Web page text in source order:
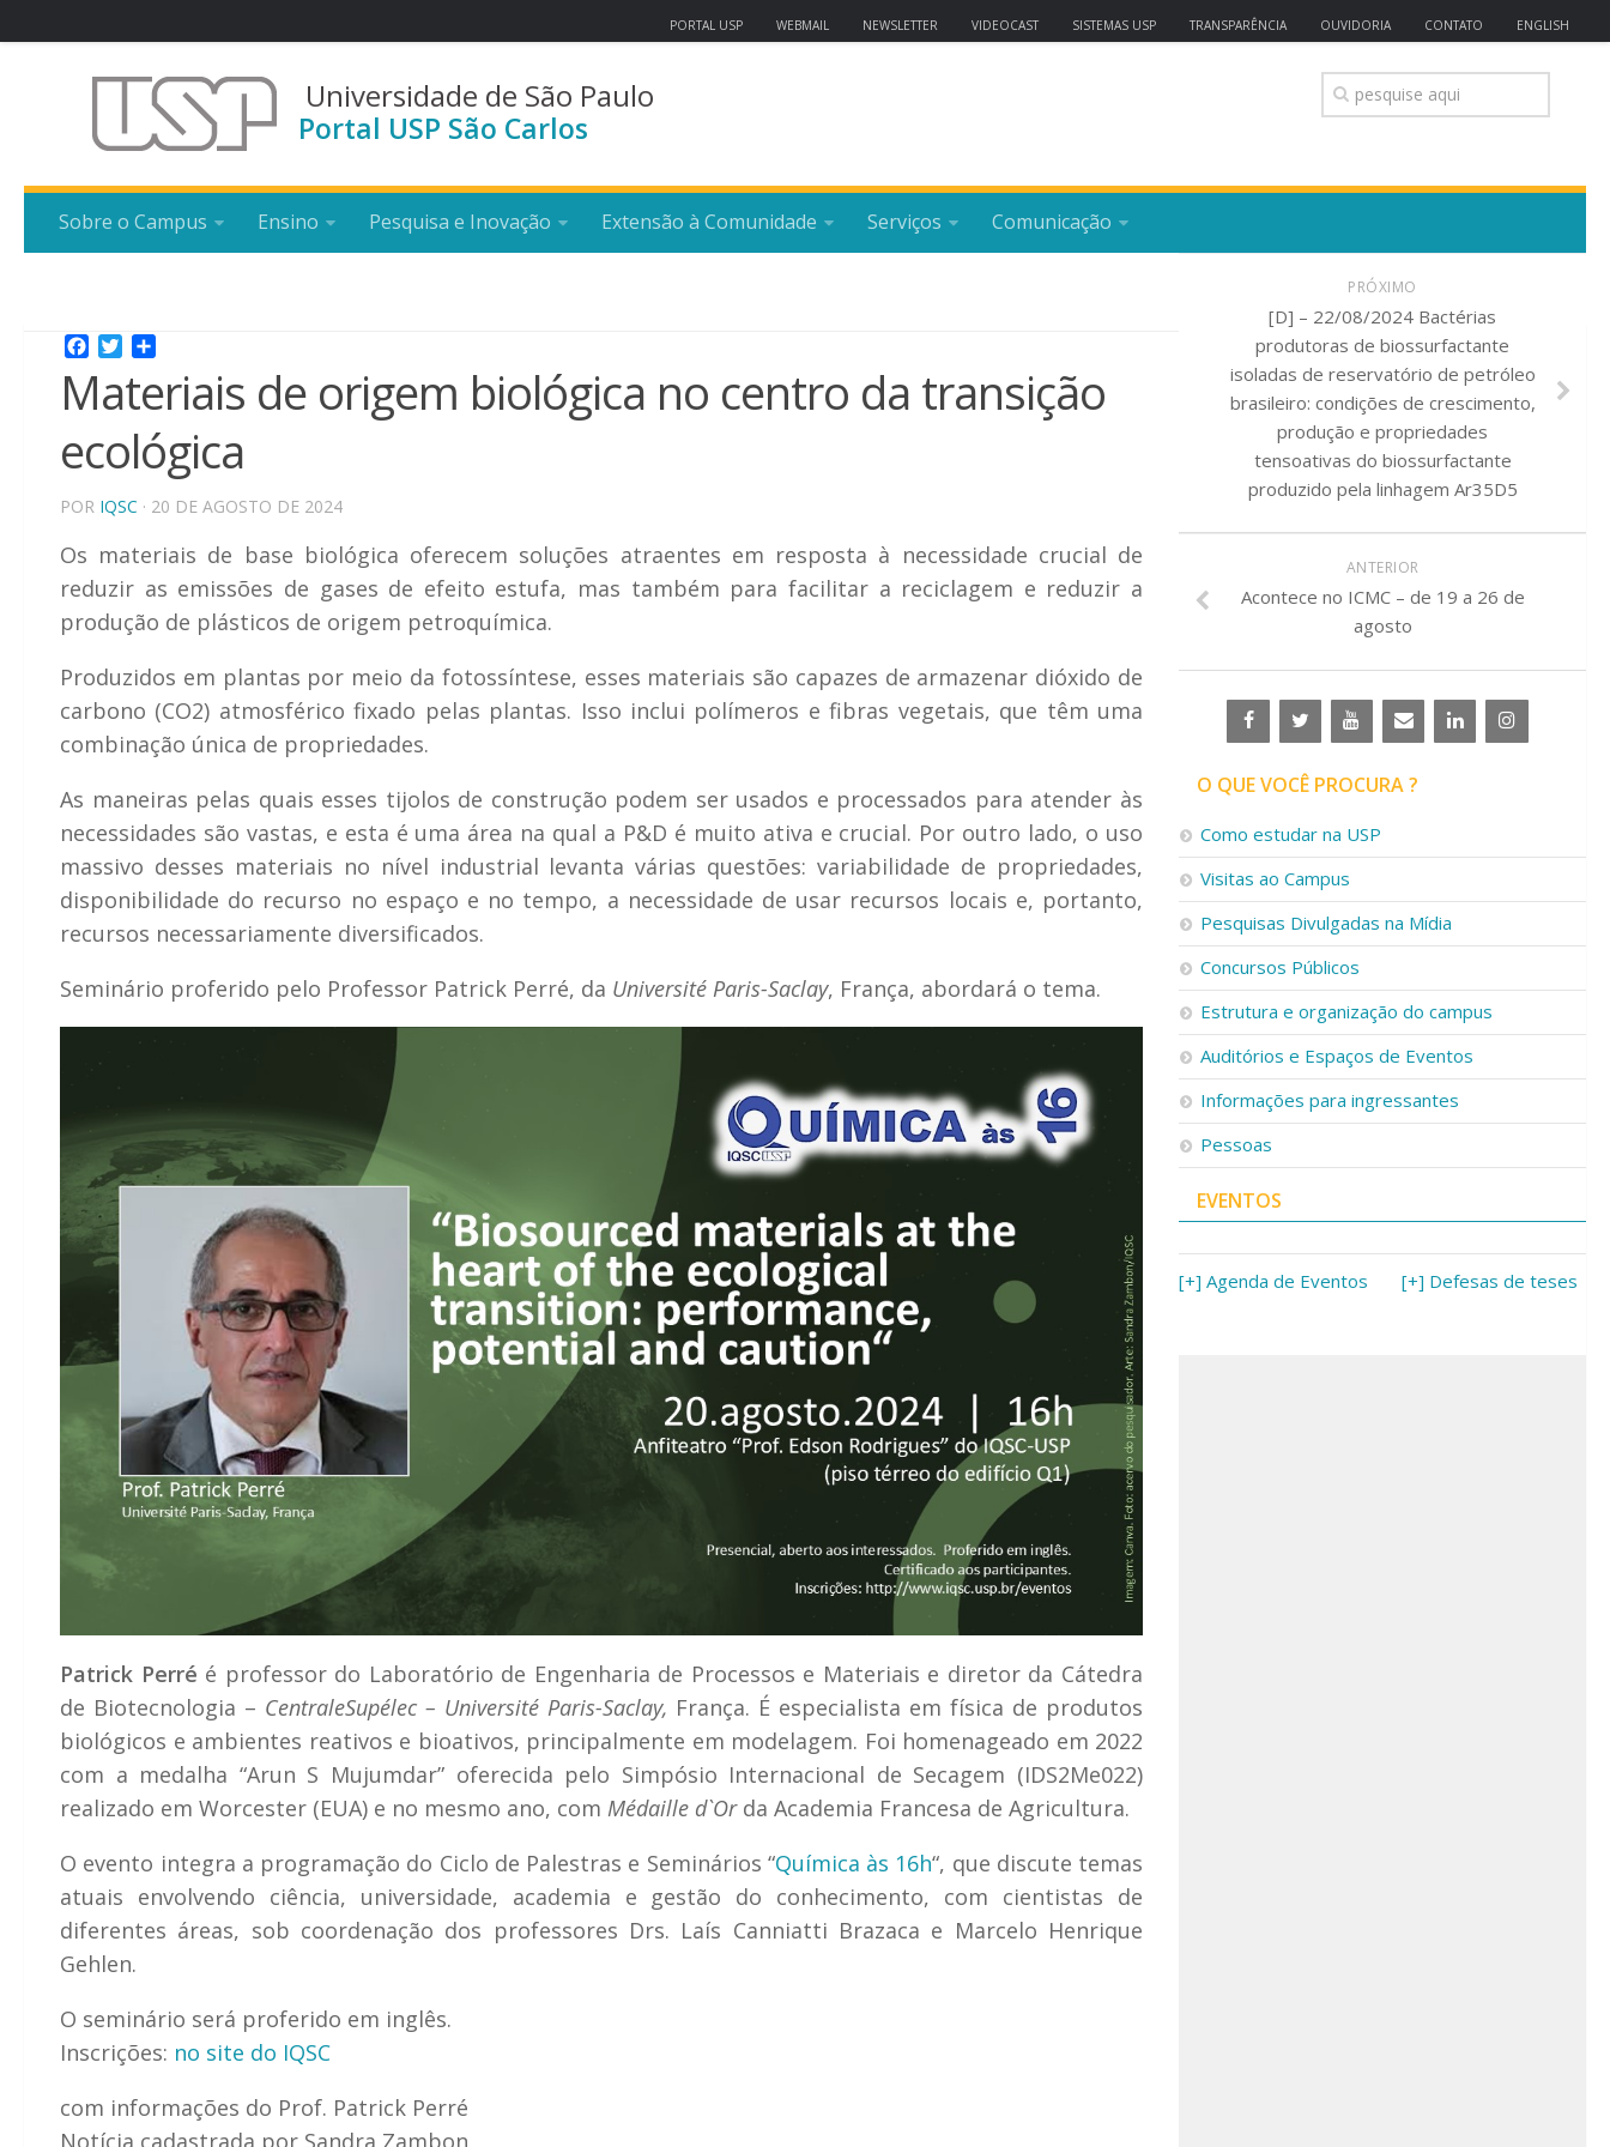
PORTAL USP WEBMAIL NEWSLETTER VIDEOCAST SISTEMAS USP TRANSPARÊNCIA OUVIDORIA CONTATO ENGLISH
Universidade de São Paulo
Portal USP São Carlos
Sobre o Campus Ensino Pesquisa e Inovação Extensão à Comunidade Serviços Comunicação
Facebook
Twitter
Materiais de origem biológica no centro da transição
ecológica
POR IQSC · 20 DE AGOSTO DE 2024
Os materiais de base biológica oferecem soluções atraentes em resposta à necessidade crucial de
reduzir as emissões de gases de efeito estufa, mas também para facilitar a reciclagem e reduzir a
produção de plásticos de origem petroquímica.
Produzidos em plantas por meio da fotossíntese, esses materiais são capazes de armazenar dióxido de
carbono (CO2) atmosférico fixado pelas plantas. Isso inclui polímeros e fibras vegetais, que têm uma
combinação única de propriedades.
As maneiras pelas quais esses tijolos de construção podem ser usados e processados para atender às
necessidades são vastas, e esta é uma área na qual a P&D é muito ativa e crucial. Por outro lado, o uso
massivo desses materiais no nível industrial levanta várias questões: variabilidade de propriedades,
disponibilidade do recurso no espaço e no tempo, a necessidade de usar recursos locais e, portanto,
recursos necessariamente diversificados.
Seminário proferido pelo Professor Patrick Perré, da Université Paris-Saclay, França, abordará o tema.
Patrick Perré é professor do Laboratório de Engenharia de Processos e Materiais e diretor da Cátedra
de Biotecnologia – CentraleSupélec – Université Paris-Saclay, França. É especialista em física de produtos
biológicos e ambientes reativos e bioativos, principalmente em modelagem. Foi homenageado em 2022
com a medalha “Arun S Mujumdar” oferecida pelo Simpósio Internacional de Secagem (IDS2Me022)
realizado em Worcester (EUA) e no mesmo ano, com Médaille d`Orda Academia Francesa de Agricultura.
O evento integra a programação do Ciclo de Palestras e Seminários “Química às 16h“, que discute temas
atuais envolvendo ciência, universidade, academia e gestão do conhecimento, com cientistas de
diferentes áreas, sob coordenação dos professores Drs. Laís Canniatti Brazaca e Marcelo Henrique
Gehlen.
O seminário será proferido em inglês.
Inscrições: no site do IQSC
com informações do Prof. Patrick Perré
PRÓXIMO
[D] – 22/08/2024 Bactérias
produtoras de biossurfactante
isoladas de reservatório de petróleo
brasileiro: condições de crescimento,
produção e propriedades
tensoativas do biossurfactante
produzido pela linhagem Ar35D5
ANTERIOR
Acontece no ICMC – de 19 a 26 de
agosto
O QUE VOCÊ PROCURA ?
Como estudar na USP
Visitas ao Campus
Pesquisas Divulgadas na Mídia
Concursos Públicos
Estrutura e organização do campus
Auditórios e Espaços de Eventos
Informações para ingressantes
Pessoas
EVENTOS
[+] Agenda de Eventos [+] Defesas de teses